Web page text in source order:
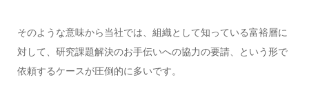
そのような意味から当社では、組織として知っている富裕層に
対して、研究課題解決のお手伝いへの協力の要請、という形で
依頼するケースが圧倒的に多いです。